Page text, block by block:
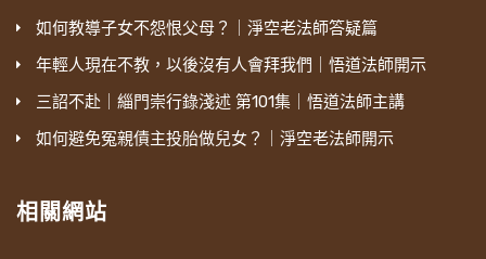
如何教導子女不怨恨父母？｜淨空老法師答疑篇
年輕人現在不教，以後沒有人會拜我們｜悟道法師開示
三詔不赴｜緇門崇行錄淺述 第101集｜悟道法師主講
如何避免冤親債主投胎做兒女？｜淨空老法師開示
相關網站